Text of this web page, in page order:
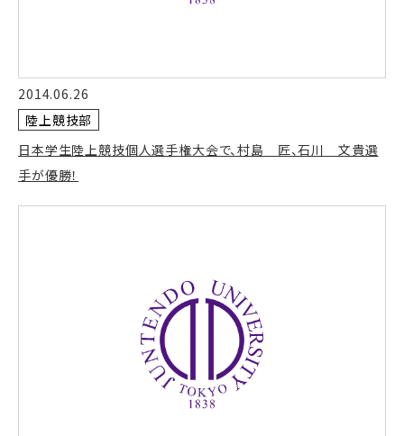
2014.06.26
陸上競技部
日本学生陸上競技個人選手権大会で、村島 匠、石川 文貴選
手が優勝！